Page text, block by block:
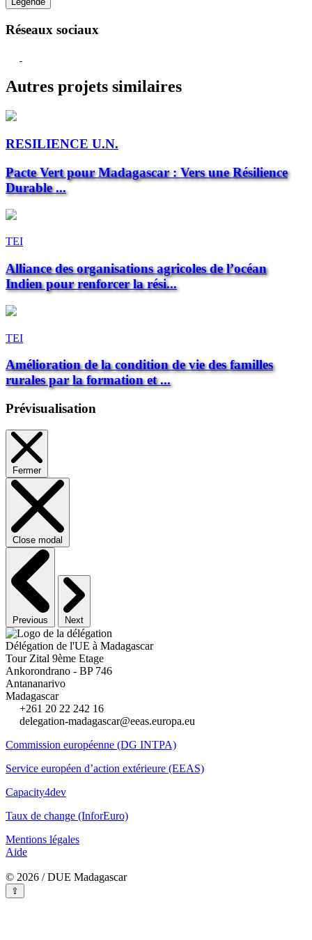
Réseaux sociaux
Autres projets similaires
RESILIENCE U.N.
Pacte Vert pour Madagascar : Vers une Résilience
Durable ...
TEI
Alliance des organisations agricoles de l’océan
Indien pour renforcer la rési...
TEI
Amélioration de la condition de vie des familles
rurales par la formation et ...
Prévisualisation
Fermer
Close modal
Previous Next
Délégation de l'UE à Madagascar
Tour Zital 9ème Etage
Ankorondrano - BP 746
Antananarivo
Madagascar
+261 20 22 242 16
delegation-madagascar@eeas.europa.eu
Commission européenne (DG INTPA)
Service européen d’action extérieure (EEAS)
Capacity4dev
Taux de change (InforEuro)
Mentions légales
Aide
© 2026 / DUE Madagascar
⇪